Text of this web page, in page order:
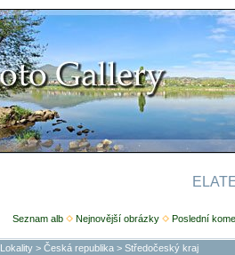
Seznam alb
Nejnovější obrázky Poslední
Lokality> Česká republika> Středočeský kraj